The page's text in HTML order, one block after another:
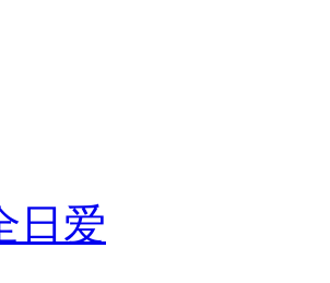
日爱